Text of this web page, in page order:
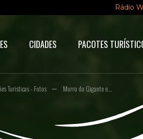
Rádio
CIDADES PACOTES
Turisticas - Fotos Morro do Gigante e...